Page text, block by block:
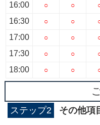
16:00
16:30
17:00
17:30
18:00
○
○
○
○
○
○
○
○
○
○
ステップ2 その他項